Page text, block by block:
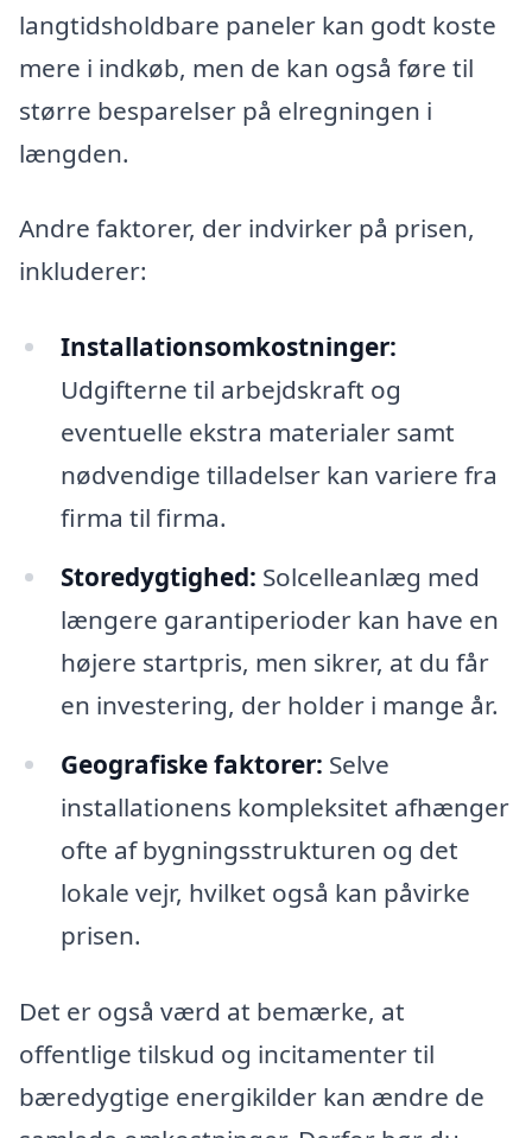
langtidsholdbare paneler kan godt koste
mere i indkøb, men de kan også føre til
større besparelser på elregningen i
længden.
Andre faktorer, der indvirker på prisen,
inkluderer:
Installationsomkostninger:
Udgifterne til arbejdskraft og
eventuelle ekstra materialer samt
nødvendige tilladelser kan variere fra
firma til firma.
Storedygtighed: Solcelleanlæg med
længere garantiperioder kan have en
højere startpris, men sikrer, at du får
en investering, der holder i mange år.
Geografiske faktorer: Selve
installationens kompleksitet afhænger
ofte af bygningsstrukturen og det
lokale vejr, hvilket også kan påvirke
prisen.
Det er også værd at bemærke, at
offentlige tilskud og incitamenter til
bæredygtige energikilder kan ændre de